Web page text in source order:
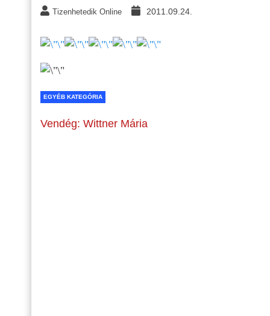
Tizenhetedik Online 2011.09.24.
EGYÉB KATEGÓRIA
Vendég: Wittner Mária